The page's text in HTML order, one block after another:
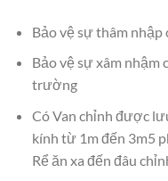
Bảo vệ sự thâm nhập
Bảo vệ sự xâm nhậm
trường
Có Van chỉnh được
kính từ 1m đến 3m5
Rể ăn xa đến đâu